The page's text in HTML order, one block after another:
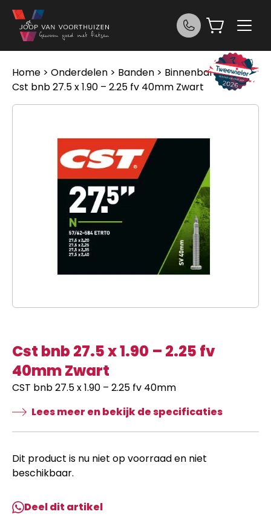
Ga naar de inhoud
Home > Onderdelen > Banden > Binnenbanden>
Cst bnb 27.5 x 1.90 – 2.25 fv 40mm Zwart
Cst bnb 27.5 x 1.90 – 2.25 fv
40mm Zwart
CST bnb 27.5 x 1.90 – 2.25 fv 40mm
Lees meer en bekijk de specificaties
Dit product is nu niet op voorraad en niet
beschikbaar.
Deel dit artikel